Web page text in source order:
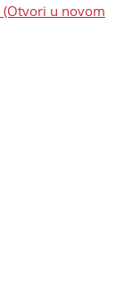
(Otvori u novom